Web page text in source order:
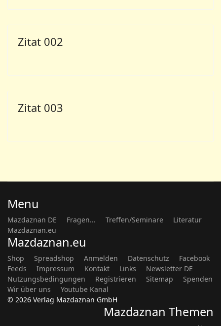
Zitat 002
Zitat 003
Menu
Mazdaznan DE Fragen... Treffen/Seminare
Literatur
Mazdaznan.eu
Mazdaznan.eu
Shop Spreadshop Anmelden Datenschutz
Facebook
Feeds
Impressum Kontakt Links
Newsletter DE
Nutzungsbedingungen
Registrieren Sitemap
Spenden
Wir über uns
Youtube Kanal
© 2026 Verlag Mazdaznan GmbH
Mazdaznan Themen